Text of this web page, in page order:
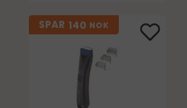
SPAR 140 NOK